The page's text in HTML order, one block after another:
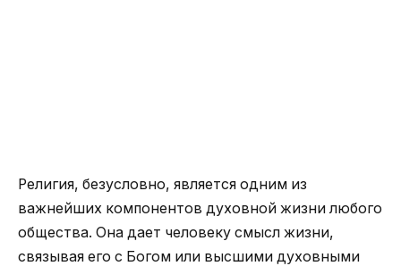
Религия, безусловно, является одним из
важнейших компонентов духовной жизни любого
общества. Она дает человеку смысл жизни,
связывая его с Богом или высшими духовными